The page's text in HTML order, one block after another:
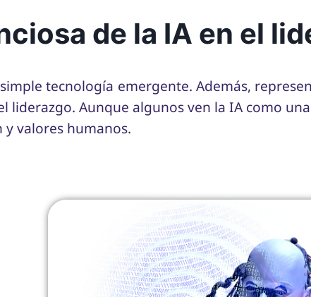
de la IA en el
tecnología emergente. Además,
liderazgo. Aunque algunos ven la IA como
valores humanos.